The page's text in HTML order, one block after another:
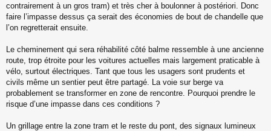
g
e
o
u
contrairement à un gros tram) et très cher à boulonner à postériori. Donc
faire l’impasse dessus ça serait des économies de bout de chandelle que
l’on regretterait ensuite.
Le cheminement qui sera réhabilité côté balme ressemble à une ancienne
route, trop étroite pour les voitures actuelles mais largement praticable à
vélo, surtout électriques. Tant que tous les usagers sont prudents et
civils même un sentier peut être partagé. La voie sur berge va
probablement se transformer en zone de rencontre. Pourquoi prendre le
risque d’une impasse dans ces conditions ?
Un grillage entre la zone tram et le reste du pont, des signaux lumineux